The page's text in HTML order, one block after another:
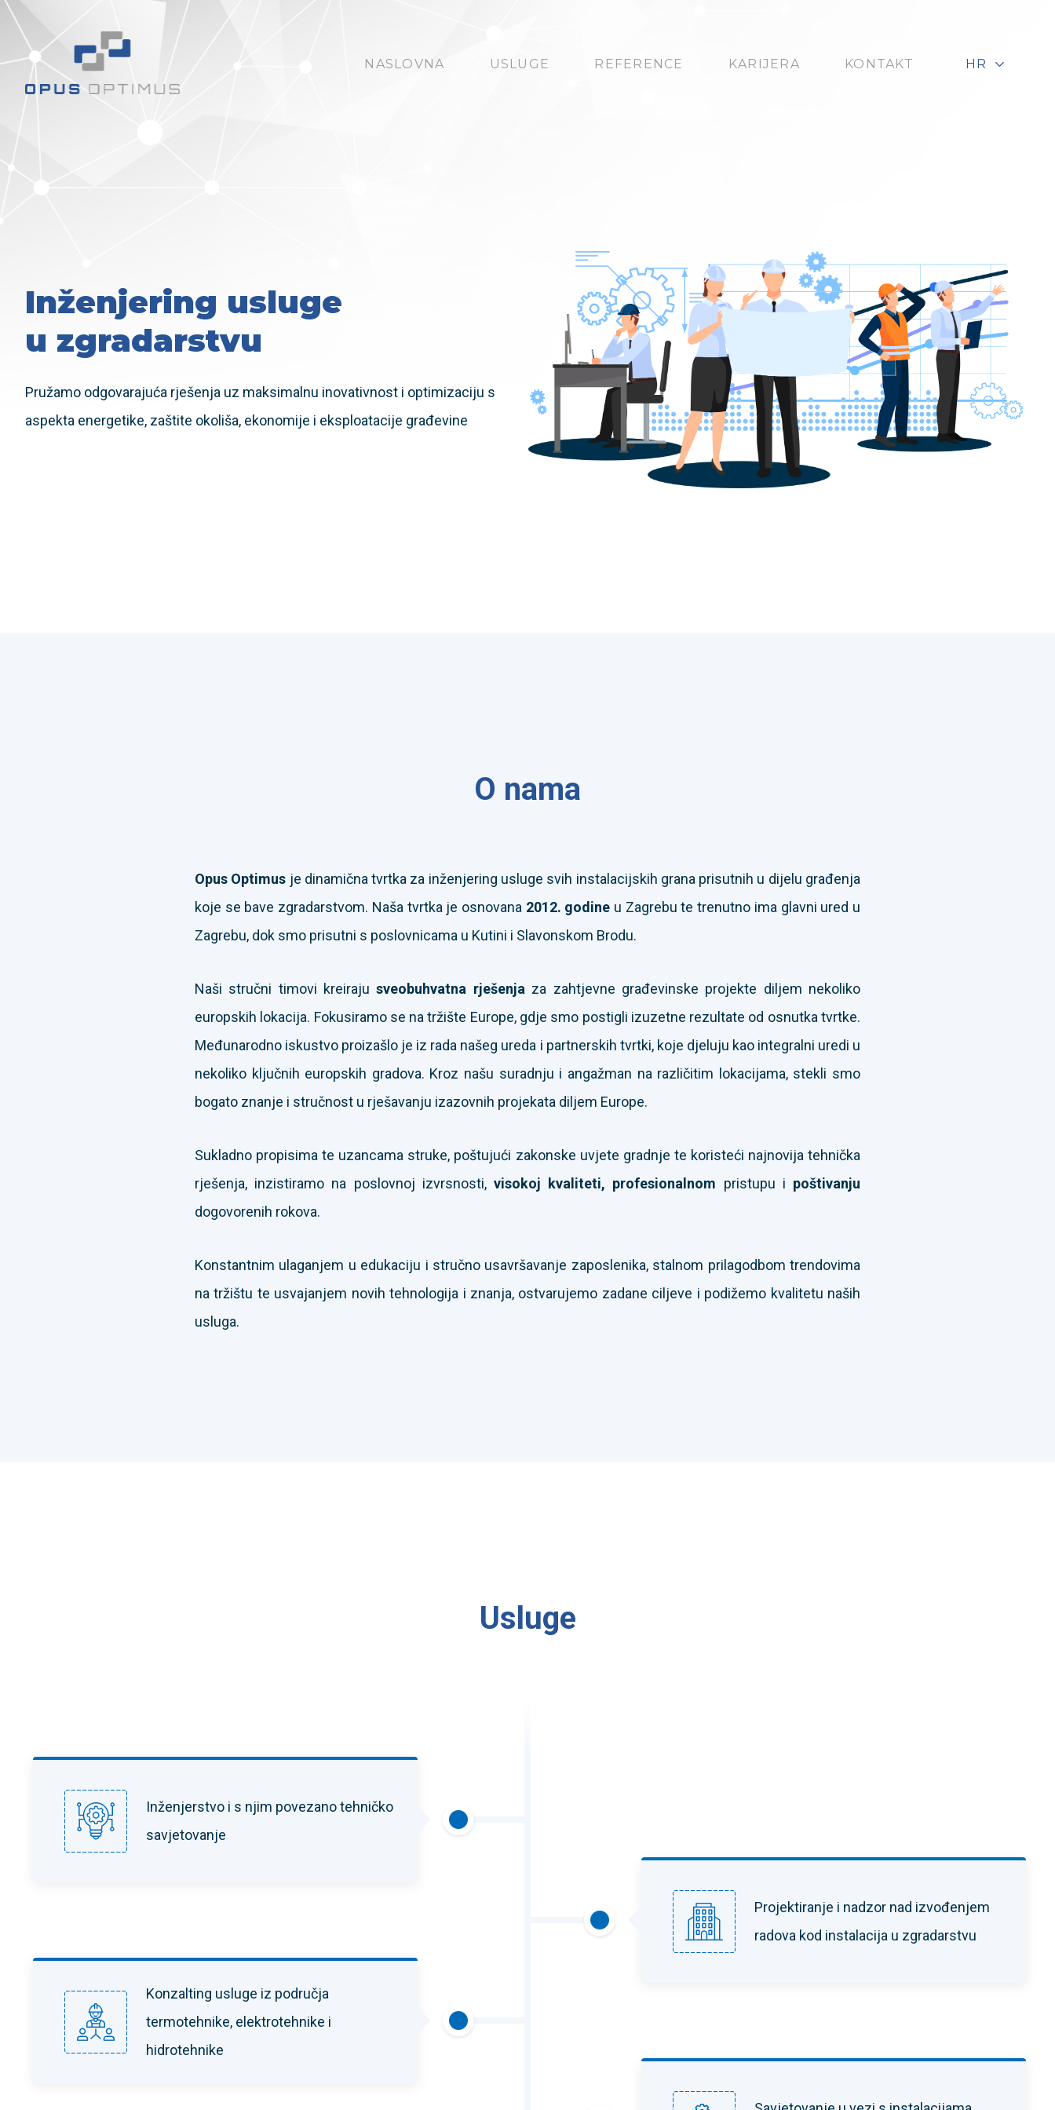
NASLOVNA USLUGE REFERENCE KARIJERA KONTAKT HR
Inženjering usluge
u zgradarstvu
Pružamo odgovarajuća rješenja uz maksimalnu inovativnost i optimizaciju s
aspekta energetike, zaštite okoliša, ekonomije i eksploatacije građevine
O nama
Opus Optimus je dinamična tvrtka za inženjering usluge svih instalacijskih grana prisutnih u dijelu građenja
koje se bave zgradarstvom. Naša tvrtka je osnovana 2012. godine u Zagrebu te trenutno ima glavni ured u
Zagrebu, dok smo prisutni s poslovnicama u Kutini i Slavonskom Brodu.
Naši stručni timovi kreirajusveobuhvatna rješenja za zahtjevne građevinske projekte diljem nekoliko
europskih lokacija. Fokusiramo se na tržište Europe, gdje smo postigli izuzetne rezultate od osnutka tvrtke.
Međunarodno iskustvo proizašlo je iz rada našeg ureda i partnerskih tvrtki, koje djeluju kao integralni uredi u
nekoliko ključnih europskih gradova. Kroz našu suradnju i angažman na različitim lokacijama, stekli smo
bogato znanje i stručnost u rješavanju izazovnih projekata diljem Europe.
Sukladno propisima te uzancama struke, poštujući zakonske uvjete gradnje te koristeći najnovija tehnička
rješenja, inzistiramo na poslovnoj izvrsnosti, visokoj kvaliteti, profesionalnom pristupu i poštivanju
dogovorenih rokova.
Konstantnim ulaganjem u edukaciju i stručno usavršavanje zaposlenika, stalnom prilagodbom trendovima
na tržištu te usvajanjem novih tehnologija i znanja, ostvarujemo zadane ciljeve i podižemo kvalitetu naših
usluga.
Usluge
Inženjerstvo i s njim povezano tehničko
savjetovanje
Projektiranje i nadzor nad izvođenjem
radova kod instalacija u zgradarstvu
Konzalting usluge iz područja
termotehnike, elektrotehnike i
hidrotehnike